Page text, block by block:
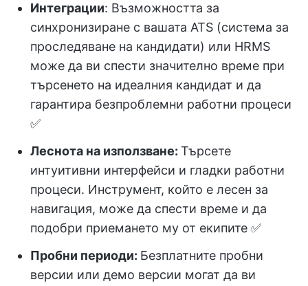
Интеграции: Възможността за
синхронизиране с вашата ATS (система за
проследяване на кандидати) или HRMS
може да ви спести значително време при
търсенето на идеалния кандидат и да
гарантира безпроблемни работни процеси
✅
Леснота на използване: Търсете
интуитивни интерфейси и гладки работни
процеси. Инструмент, който е лесен за
навигация, може да спести време и да
подобри приемането му от екипите ✅
Пробни периоди: Безплатните пробни
версии или демо версии могат да ви